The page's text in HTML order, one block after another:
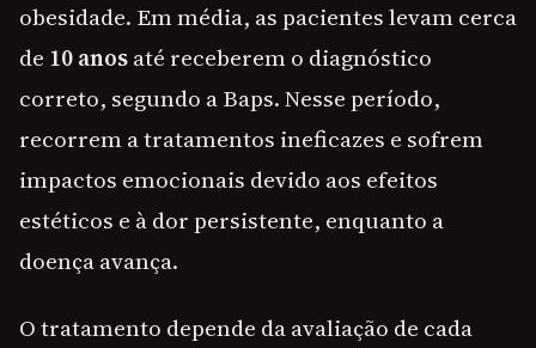
obesidade. Em média, as pacientes levam cerca
de 10 anosaté receberem o diagnóstico
correto, segundo a Baps. Nesse período,
recorrem a tratamentos ineficazes e sofrem
impactos emocionais devido aos efeitos
estéticos e à dor persistente, enquanto a
doença avança.
O tratamento depende da avaliação de cada